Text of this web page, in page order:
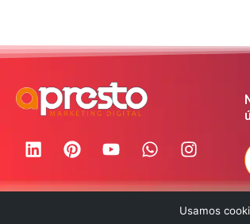
Usamos